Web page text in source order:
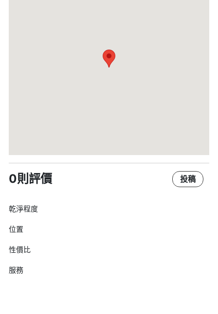
0則評價 投稿
乾淨程度
位置
性價比
服務